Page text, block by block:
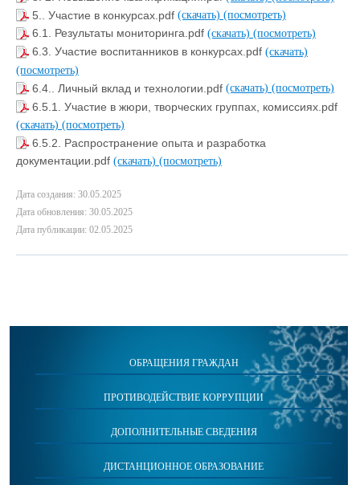
5.. Участие в конкурсах.pdf (скачать) (посмотреть)
6.1. Результаты мониторинга.pdf (скачать) (посмотреть)
6.3. Участие воспитанников в конкурсах.pdf (скачать)
(посмотреть)
6.4.. Личный вклад и технологии.pdf (скачать) (посмотреть)
6.5.1. Участие в жюри, творческих группах, комиссиях.pdf
(скачать) (посмотреть)
6.5.2. Распространение опыта и разработка
документации.pdf (скачать) (посмотреть)
Дата создания: 30.05.2025
Дата обновления: 30.05.2025
Дата публикации: 02.05.2025
ОБРАЩЕНИЯ ГРАЖДАН
ПРОТИВОДЕЙСТВИЕ КОРРУПЦИИ
ДОПОЛНИТЕЛЬНЫЕ СВЕДЕНИЯ
ДИСТАНЦИОННОЕ ОБРАЗОВАНИЕ